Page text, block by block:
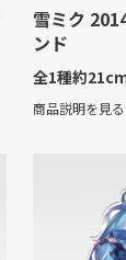
雪ミク
ンド
全1種約
商品説明を見る